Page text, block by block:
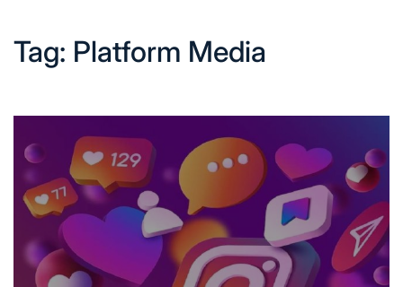
Tag: Platform Media